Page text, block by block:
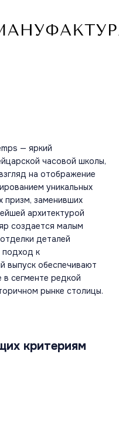
— яркий
часовой школы,
на отображение
уникальных
призм, заменивших
архитектурой
создается малым
деталей
подход к
выпуск обеспечивают
сегменте редкой
рынке столицы.
критериям